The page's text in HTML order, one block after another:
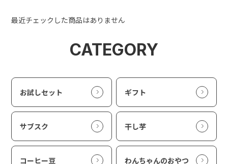
最近チェックした商品はありません
CATEGORY
お試しセット ギフト
サブスク 干し芋
コーヒー豆 わんちゃんのおやつ